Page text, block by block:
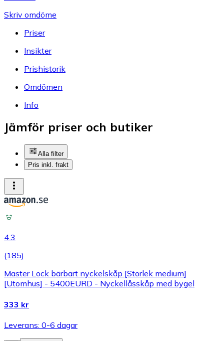
Skriv omdöme
Priser
Insikter
Prishistorik
Omdömen
Info
Jämför priser och butiker
Alla filter
Pris inkl. frakt
4.3
(185)
Master Lock bärbart nyckelskåp [Storlek medium]
[Utomhus] - 5400EURD - Nyckellåsskåp med bygel
333 kr
Leverans: 0-6 dagar